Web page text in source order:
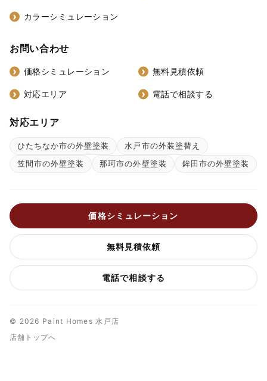
カラーシミュレーション
お問い合わせ
価格シミュレーション 無料見積依頼
対応エリア 電話で相談する
対応エリア
ひたちなか市の外壁塗装
水戸市の外装塗替え
笠間市の外壁塗装
那珂市の外壁塗装 鉾田市の外壁塗装
価格シミュレーション
無料見積依頼
電話で相談する
© 2026 Paint Homes 水戸店
店舗トップへ